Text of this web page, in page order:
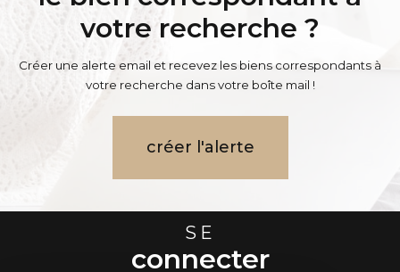
votre recherche ?
Créer une alerte email et recevez les biens correspondants à
votre recherche dans votre boîte mail !
créer l'alerte
SE
connecter